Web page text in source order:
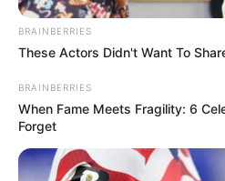
Pfizer's Billion-Dollar
Viagra For This 87¢ Aisle 7
FRIDAY PLANS
BRAINBERRIES
These Actors Didn't Want To
BRAINBERRIES
When Fame Meets Fragility: 6
Forget